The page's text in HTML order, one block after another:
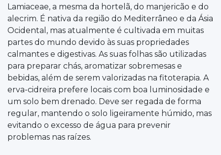
Lamiaceae, a mesma da hortelã, do manjericão e do
alecrim. É nativa da região do Mediterrâneo e da Ásia
Ocidental, mas atualmente é cultivada em muitas
partes do mundo devido às suas propriedades
calmantes e digestivas. As suas folhas são utilizadas
para preparar chás, aromatizar sobremesas e
bebidas, além de serem valorizadas na fitoterapia. A
erva-cidreira prefere locais com boa luminosidade e
um solo bem drenado. Deve ser regada de forma
regular, mantendo o solo ligeiramente húmido, mas
evitando o excesso de água para prevenir
problemas nas raízes.